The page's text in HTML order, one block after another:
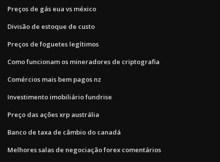
Preços de gás eua vs méxico
Divisão de estoque de custo
Preços de foguetes legítimos
Como funcionam os mineradores de criptografia
Comércios mais bem pagos nz
Investimento imobiliário fundrise
Preço das ações xrp austrália
Banco de taxa de câmbio do canadá
Melhores salas de negociação forex comentários